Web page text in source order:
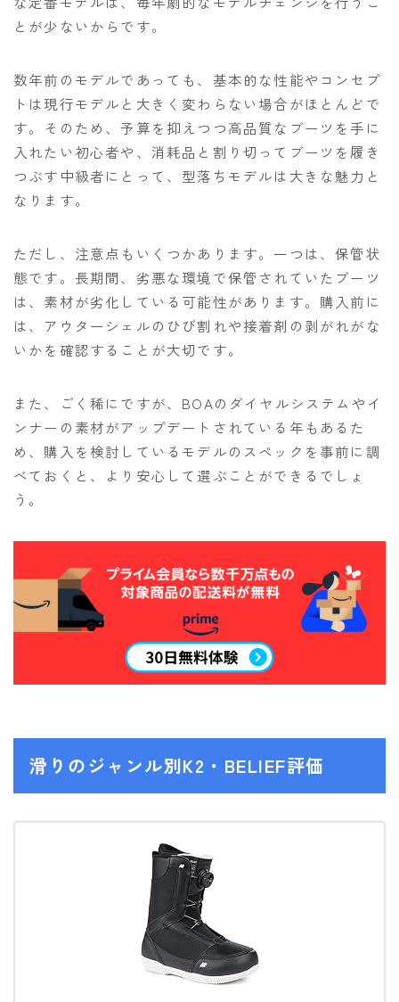
とが少ないからです。
数年前のモデルであっても、基本的な性能やコンセプ
トは現行モデルと大きく変わらない場合がほとんどで
す。そのため、予算を抑えつつ高品質なブーツを手に
入れたい初心者や、消耗品と割り切ってブーツを履き
つぶす中級者にとって、型落ちモデルは大きな魅力と
なります。
ただし、注意点もいくつかあります。一つは、保管状
態です。長期間、劣悪な環境で保管されていたブーツ
は、素材が劣化している可能性があります。購入前に
は、アウターシェルのひび割れや接着剤の剥がれがな
いかを確認することが大切です。
また、ごく稀にですが、BOAのダイヤルシステムやイ
ンナーの素材がアップデートされている年もあるた
め、購入を検討しているモデルのスペックを事前に調
べておくと、より安心して選ぶことができるでしょ
う。
滑りのジャンル別K2・BELIEF評価